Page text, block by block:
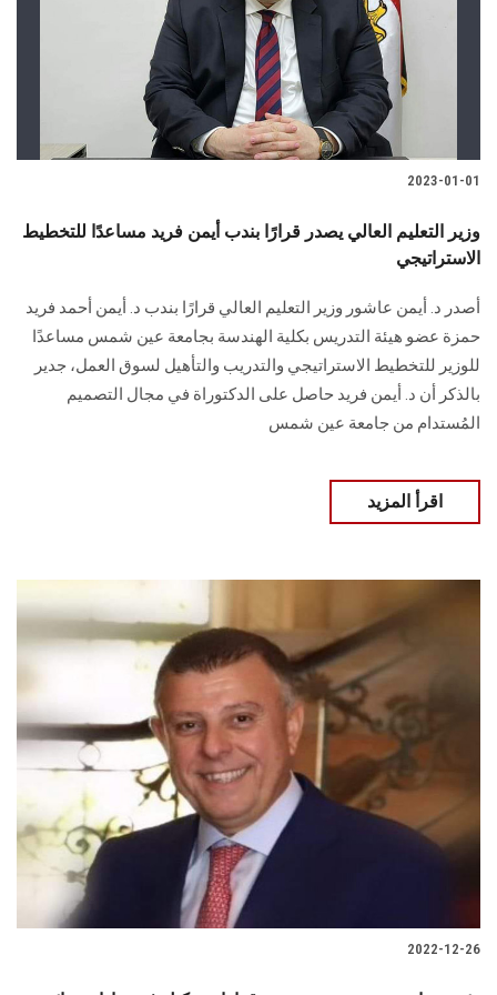
الزائـرون
سجل الان
2023-01-01
وزير التعليم العالي يصدر قرارًا بندب أيمن فريد مساعدًا للتخطيط
الاستراتيجي
أصدر د. أيمن عاشور وزير التعليم العالي قرارًا بندب د. أيمن أحمد فريد
حمزة عضو هيئة التدريس بكلية الهندسة بجامعة عين شمس مساعدًا
للوزير للتخطيط الاستراتيجي والتدريب والتأهيل لسوق العمل، جدير
بالذكر أن د. أيمن فريد حاصل على الدكتوراة في مجال التصميم
المُستدام من جامعة عين شمس
اقرأ المزيد
2022-12-26